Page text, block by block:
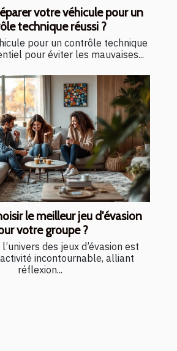
votre véhicule pour un
technique réussi ?
pour un contrôle technique
pour éviter les mauvaises...
le meilleur jeu d'évasion
votre groupe ?
des jeux d’évasion est
incontournable, alliant
réflexion...